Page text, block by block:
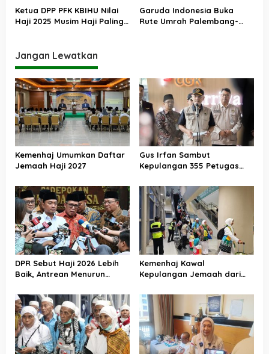
Persen
Ketua DPP PFK KBIHU Nilai
Haji 2025 Musim Haji Paling
Garuda Indonesia Buka
Rute Umrah Palembang-
Jangan Lewatkan
Kemenhaj Umumkan Daftar
Jemaah Haji 2027
Gus Irfan Sambut
Kepulangan 355 Petugas
DPR Sebut Haji 2026 Lebih
Baik, Antrean Menurun
Kemenhaj Kawal
Kepulangan Jemaah dari
Akan Didistribusikan di
Tanah Air